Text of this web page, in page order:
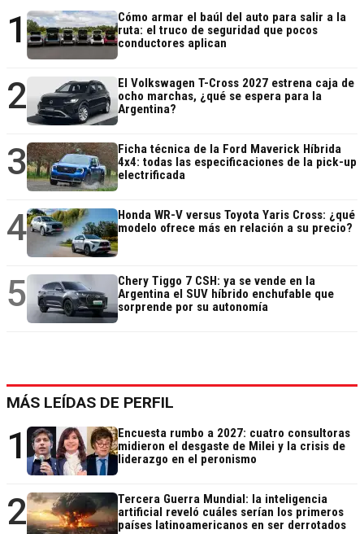
1
Cómo armar el baúl del auto para salir a la
ruta: el truco de seguridad que pocos
conductores aplican
2
El Volkswagen T-Cross 2027 estrena caja de
ocho marchas, ¿qué se espera para la
Argentina?
3
Ficha técnica de la Ford Maverick Híbrida
4x4: todas las especificaciones de la pick-up
electrificada
4
Honda WR-V versus Toyota Yaris Cross: ¿qué
modelo ofrece más en relación a su precio?
5
Chery Tiggo 7 CSH: ya se vende en la
Argentina el SUV híbrido enchufable que
sorprende por su autonomía
MÁS LEÍDAS DE PERFIL
1
Encuesta rumbo a 2027: cuatro consultoras
midieron el desgaste de Milei y la crisis de
liderazgo en el peronismo
2
Tercera Guerra Mundial: la inteligencia
artificial reveló cuáles serían los primeros
países latinoamericanos en ser derrotados